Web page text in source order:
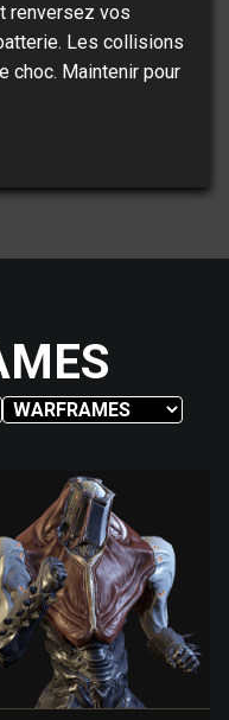
renversez vos
Les collisions
choc. Maintenir pour